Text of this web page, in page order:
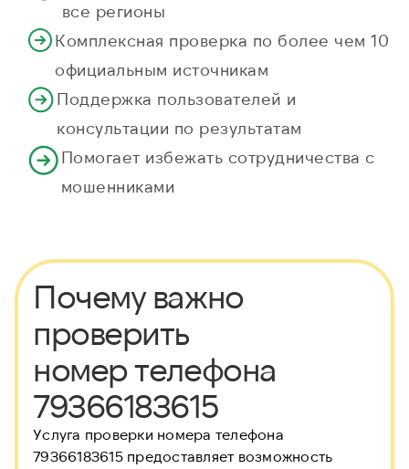
все регионы
Комплексная проверка по более чем 10
официальным источникам
Поддержка пользователей и
консультации по результатам
Помогает избежать сотрудничества с
мошенниками
Почему важно
проверить
номер телефона
79366183615
Услуга проверки номера телефона
79366183615 предоставляет возможность